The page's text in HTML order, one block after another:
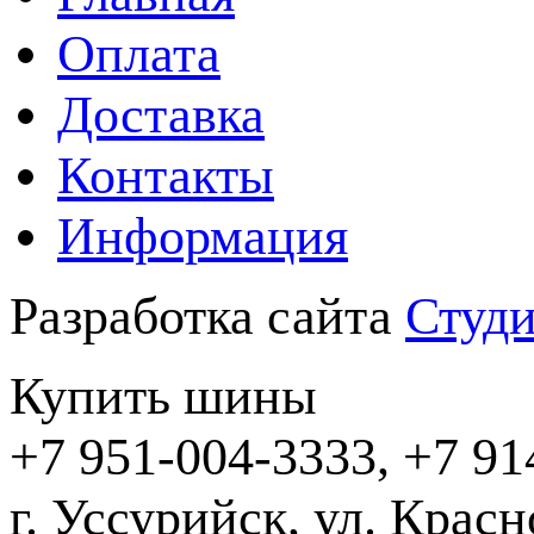
Оплата
Доставка
Контакты
Информация
Разработка сайта
Купить шины
+7 951-004-3333, +7
г. Уссурийск,